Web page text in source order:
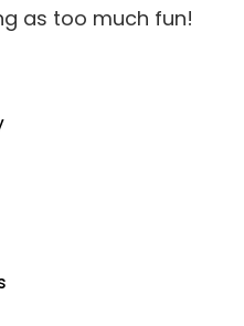
as too much fun!